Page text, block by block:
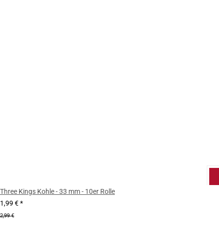
Three Kings Kohle - 33 mm - 10er Rolle
1,99 €*
2,99 €